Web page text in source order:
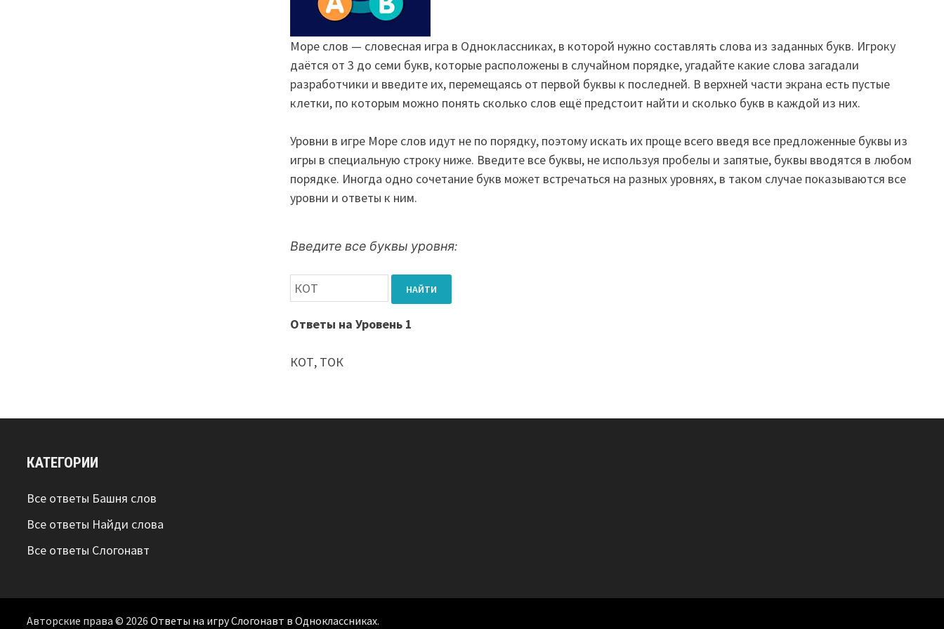
Море слов — словесная игра в Одноклассниках, в которой нужно составлять слова из заданных букв. Игроку
даётся от 3 до семи букв, которые расположены в случайном порядке, угадайте какие слова загадали
разработчики и введите их, перемещаясь от первой буквы к последней. В верхней части экрана есть пустые
клетки, по которым можно понять сколько слов ещё предстоит найти и сколько букв в каждой из них.
Уровни в игре Море слов идут не по порядку, поэтому искать их проще всего введя все предложенные буквы из
игры в специальную строку ниже. Введите все буквы, не используя пробелы и запятые, буквы вводятся в любом
порядке. Иногда одно сочетание букв может встречаться на разных уровнях, в таком случае показываются все
уровни и ответы к ним.
Введите все буквы уровня:
НАЙТИ
Ответы на Уровень 1
КОТ, ТОК
КАТЕГОРИИ
Все ответы Башня слов
Все ответы Найди слова
Все ответы Слогонавт
Авторские права © 2026Ответы на игру Слогонавт в Одноклассниках.